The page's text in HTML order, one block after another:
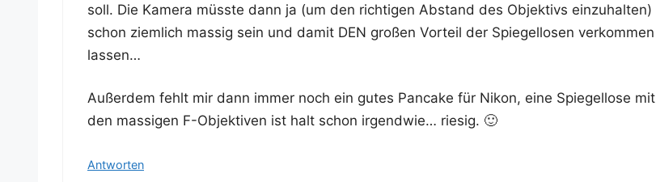
soll. Die Kame­ra müss­te dann ja (um den rich­ti­gen Abstand des Objek­tivs ein­zu­hal­ten)
schon ziem­lich mas­sig sein und damit DEN gro­ßen Vor­teil der Spie­gel­lo­sen ver­kom­men
lassen…
Außer­dem fehlt mir dann immer noch ein gutes Pan­ca­ke für Nikon, eine Spie­gel­lo­se mit
den mas­si­gen F-Objek­ti­ven ist halt schon irgend­wie… riesig. 🙂
Antworten